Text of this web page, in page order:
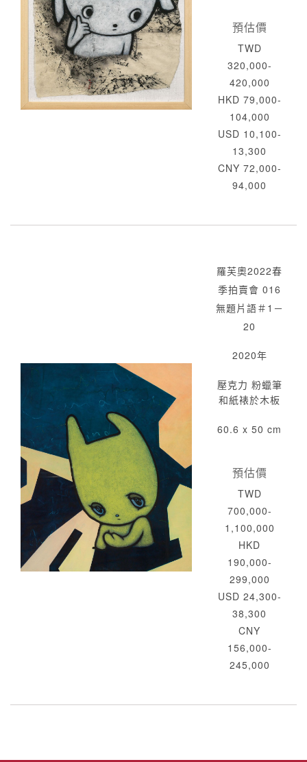
預估價
TWD
320,000-
420,000
HKD 79,000-
104,000
USD 10,100-
13,300
CNY 72,000-
94,000
羅芙奧2022春
季拍賣會 016
無題片語＃1－
20
2020年
壓克力 粉蠟筆
和紙裱於木板
60.6 x 50 cm
預估價
TWD
700,000-
1,100,000
HKD
190,000-
299,000
USD 24,300-
38,300
CNY
156,000-
245,000